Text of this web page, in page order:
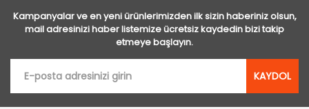
Kampanyalar ve en yeni ürünlerimizden ilk sizin haberiniz olsun,
mail adresinizi haber listemize ücretsiz kaydedin bizi takip
etmeye başlayın.
KAYDOL